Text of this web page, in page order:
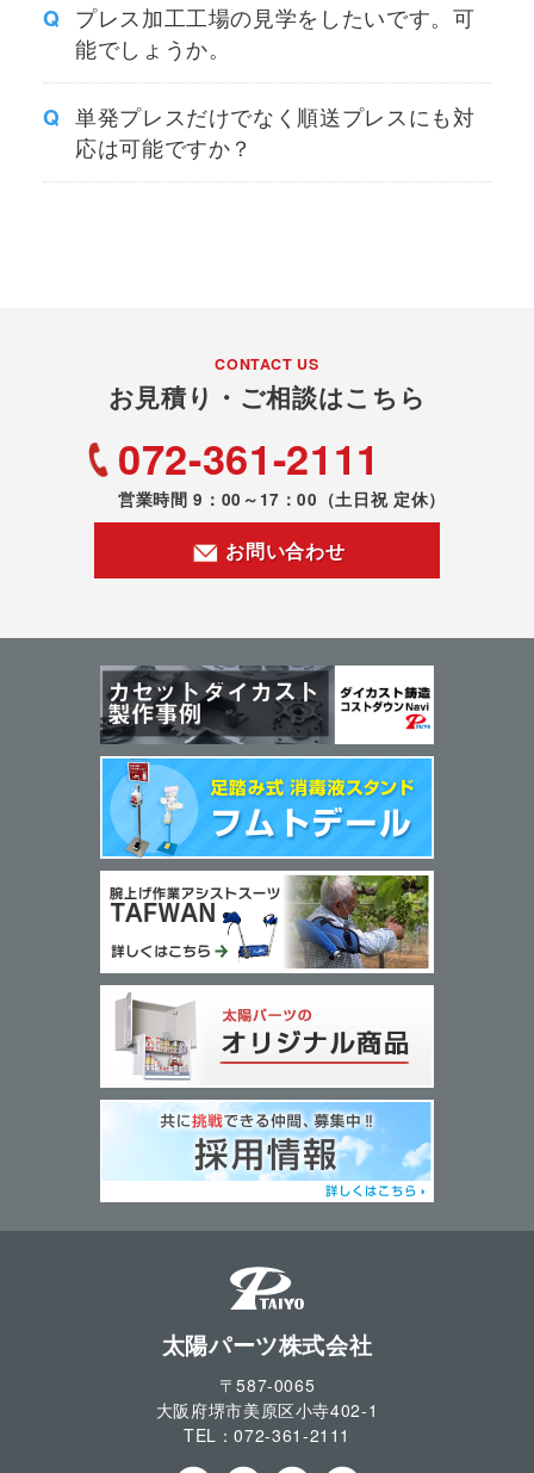
プレス加工工場の見学をしたいです。可
能でしょうか。
単発プレスだけでなく順送プレスにも対
応は可能ですか？
CONTACT US
お見積り・ご相談はこちら
072-361-2111
営業時間 9：00～17：00 （土日祝 定休）
お問い合わせ
太陽パーツ株式会社
〒587-0065
大阪府堺市美原区小寺402-1
TEL：072-361-2111